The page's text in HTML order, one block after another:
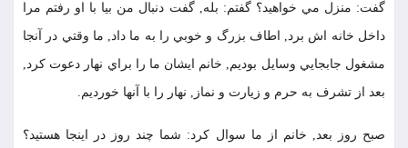
گفت: منزل مي خواهيد؟ گفتم: بله, گفت دنبال من بيا با او رفتم مرا
داخل خانه اش برد, اطاف بزرگ و خوبي را به ما داد, ما وقتي در آنجا
مشغول جابجايي وسايل بوديم, خانم ايشان ما را براي نهار دعوت كرد,
بعد از تشرف به حرم و زيارت و نماز, نهار را با آنها خورديم.
صبح روز بعد, خانم از ما سوال كرد: شما چند روز در اينجا هستيد؟